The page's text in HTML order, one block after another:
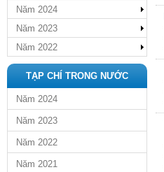
Năm 2024
Năm 2023
Năm 2022
TẠP CHÍ TRONG NƯỚC
Năm 2024
Năm 2023
Năm 2022
Năm 2021